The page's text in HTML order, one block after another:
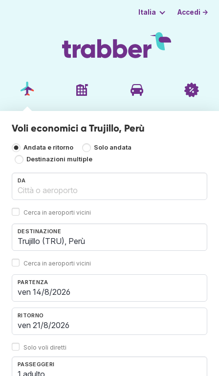
Italia Accedi →
Voli economici a Trujillo, Perù
Andata e ritorno
Solo andata
Destinazioni multiple
DA
Cerca in aeroporti vicini
DESTINAZIONE
Cerca in aeroporti vicini
PARTENZA
RITORNO
Solo voli diretti
PASSEGGERI